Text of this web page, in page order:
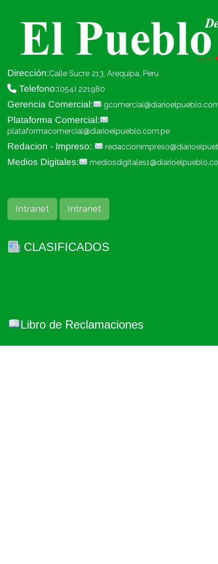
Dirección:Calle Sucre 213, Arequipa, Peru
Telefono:(054) 221980
Gerencia Comercial:
Plataforma Comercial:
plataformacomercial@diarioelpueblo.com.pe
Redacion - Impreso:
Medios Digitales:
Intranet Intranet
CLASIFICADOS
Libro de Reclamaciones